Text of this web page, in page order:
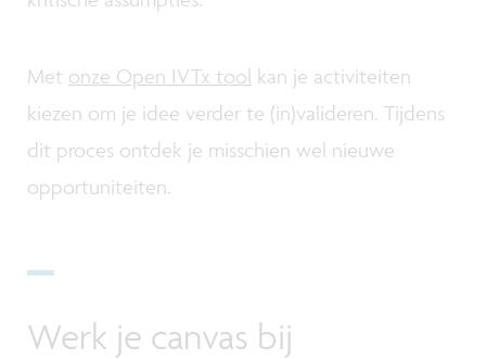
Met onze Open IVTx tool kan je activiteiten
kiezen om je idee verder te (in)valideren. Tijdens
dit proces ontdek je misschien wel nieuwe
opportuniteiten.
Werk je canvas bij